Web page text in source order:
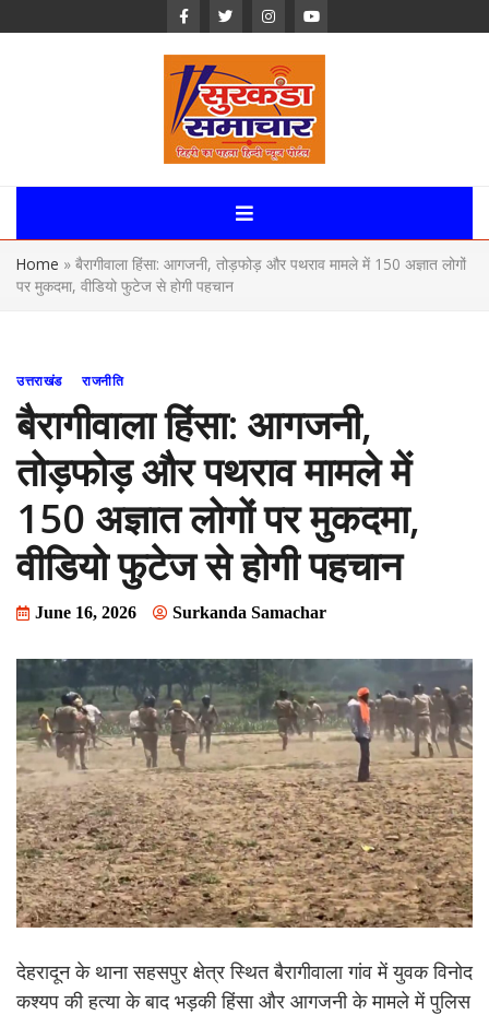
Surkanda
Samachar:
Uttarakhand,
Home » बैरागीवाला हिंसा: आगजनी, तोड़फोड़ और पथराव मामले में 150 अज्ञात लोगों
पर मुकदमा, वीडियो फुटेज से होगी पहचान
उत्तराखंड राजनीति
बैरागीवाला हिंसा: आगजनी,
तोड़फोड़ और पथराव मामले में
150 अज्ञात लोगों पर मुकदमा,
वीडियो फुटेज से होगी पहचान
June 16, 2026 Surkanda Samachar
देहरादून के थाना सहसपुर क्षेत्र स्थित बैरागीवाला गांव में युवक विनोद
कश्यप की हत्या के बाद भड़की हिंसा और आगजनी के मामले में पुलिस